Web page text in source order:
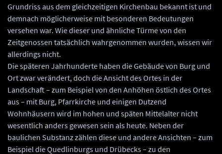
Grundriss aus dem gleichzeitigen Kirchenbau bekannt ist und
demnach möglicherweise mit besonderen Bedeutungen
versehen war. Wie dieser und ähnliche Türme von den
Zeitgenossen tatsächlich wahrgenommen wurden, wissen wir
allerdings nicht.
Die späteren Jahrhunderte haben die Gebäude von Burg und
Ort zwar verändert, doch die Ansicht des Ortes in der
Landschaft – zum Beispiel von den Anhöhen östlich des Ortes
aus – mit Burg, Pfarrkirche und einigen Dutzend
Wohnhäusern wird im hohen und späten Mittelalter nicht
wesentlich anders gewesen sein als heute. Neben der
baulichen Substanz zählen diese und andere Ansichten – zum
Beispiel die Quedlinburgs und Drübecks – zu den